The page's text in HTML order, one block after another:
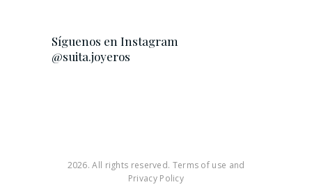
Síguenos en Instagram
@suita.joyeros
2026. All rights reserved. Terms of use and
Privacy Policy